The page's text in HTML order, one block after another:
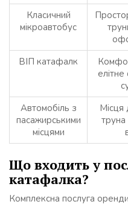
Класичний
мікроавтобус
ВІП катафалк
Автомобіль з
пасажирськими
місцями
Місця
Що входить у
катафалка?
Комплексна послуга